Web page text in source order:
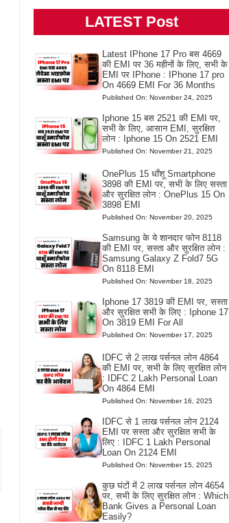
LATEST Post
Latest IPhone 17 Pro बस 4669
की EMI पर 36 महीनों के लिए, सभी के
EMI पर IPhone : IPhone 17 pro
On 4669 EMI For 36 Months
Published On: November 24, 2025
Iphone 15 बस 2521 की EMI पर,
सभी के लिए, आसान EMI, सुरक्षित
लोन : Iphone 15 On 2521 EMI
Published On: November 21, 2025
OnePlus 15 धाँशू Smartphone
3898 की EMI पर, सभी के लिए सस्ता
और सुरक्षित लोन : OnePlus 15 On
3898 EMI
Published On: November 20, 2025
Samsung के ये शानदार फोन 8118
की EMI पर, सस्ता और सुरक्षित लोन :
Samsung Galaxy Z Fold7 5G
On 8118 EMI
Published On: November 18, 2025
Iphone 17 3819 की EMI पर, सस्ता
और सुरक्षित सभी के लिए : Iphone 17
On 3819 EMI For All
Published On: November 17, 2025
IDFC से 2 लाख पर्सनल लोन 4864
की EMI पर, सभी के लिए सुरक्षित लोन
: IDFC 2 Lakh Personal Loan
On 4864 EMI
Published On: November 16, 2025
IDFC से 1 लाख पर्सनल लोन 2124
EMI पर सस्ता और सुरक्षित सभी के
लिए : IDFC 1 Lakh Personal
Loan On 2124 EMI
Published On: November 15, 2025
कुछ घंटों में 2 लाख पर्सनल लोन 4654
पर, सभी के लिए सुरक्षित लोन : Which
Bank Gives a Personal Loan
Easily?